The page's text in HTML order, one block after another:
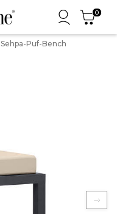
0
Sehpa-Puf-Bench